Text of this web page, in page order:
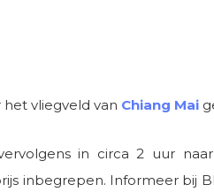
vliegveld van Chiang Mai
in circa 2 uur naar
inbegrepen. Informeer bij